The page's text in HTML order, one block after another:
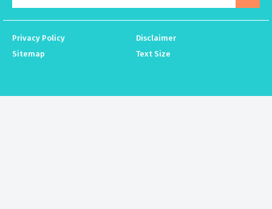
Privacy Policy
Disclaimer
Sitemap
Text Size